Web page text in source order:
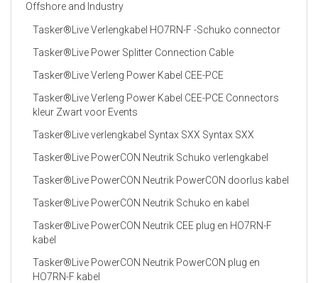
Offshore and Industry
Tasker®Live Verlengkabel HO7RN-F -Schuko connector
Tasker®Live Power Splitter Connection Cable
Tasker®Live Verleng Power Kabel CEE-PCE
Tasker®Live Verleng Power Kabel CEE-PCE Connectors
kleur Zwart voor Events
Tasker®Live verlengkabel Syntax SXX Syntax SXX
Tasker®Live PowerCON Neutrik Schuko verlengkabel
Tasker®Live PowerCON Neutrik PowerCON doorlus kabel
Tasker®Live PowerCON Neutrik Schuko en kabel
Tasker®Live PowerCON Neutrik CEE plug en HO7RN-F
kabel
Tasker®Live PowerCON Neutrik PowerCON plug en
HO7RN-F kabel